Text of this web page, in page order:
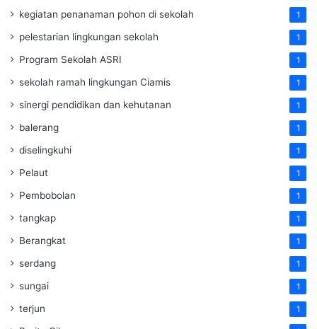
kegiatan penanaman pohon di sekolah 1
pelestarian lingkungan sekolah 1
Program Sekolah ASRI 1
sekolah ramah lingkungan Ciamis 1
sinergi pendidikan dan kehutanan 1
balerang 1
diselingkuhi 1
Pelaut 1
Pembobolan 1
tangkap 1
Berangkat 1
serdang 1
sungai 1
terjun 1